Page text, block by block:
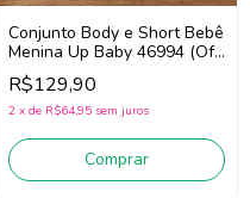
Conjunto Body e Short Bebê
Menina Up Baby 46994 (Off
White)
R$129,90
2 x de R$64,95 sem juros
Comprar